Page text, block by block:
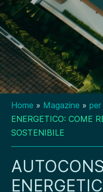
Home » Magazine »
ENERGETICO: COME
SOSTENIBILE